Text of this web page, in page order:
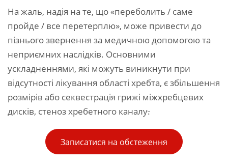
На жаль, надія на те, що «переболить / саме
пройде / все перетерплю», може привести до
пізнього звернення за медичною допомогою та
неприємних наслідків. Основними
ускладненнями, які можуть виникнути при
відсутності лікування області хребта, є збільшення
розмірів або секвестрація грижі міжхребцевих
дисків, стеноз хребетного каналу.
Записатися на обстеження